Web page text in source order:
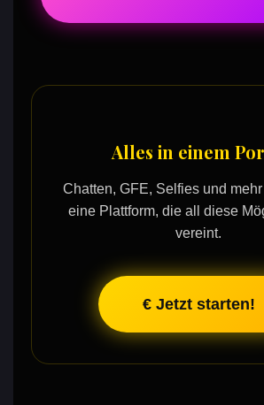
Alles in einem
Chatten, GFE, Selfies und
eine Plattform, die all diese
vereint.
€ Jetzt starten!